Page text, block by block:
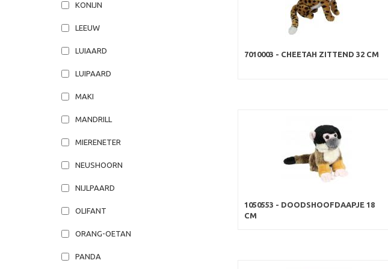
KONIJN
LEEUW
LUIAARD
LUIPAARD
MAKI
MANDRILL
MIERENETER
NEUSHOORN
NIJLPAARD
OLIFANT
ORANG-OETAN
PANDA
7010003 - CHEETAH ZITTEND 32 CM
1050553 - DOODSHOOFDAAPJE 18
CM